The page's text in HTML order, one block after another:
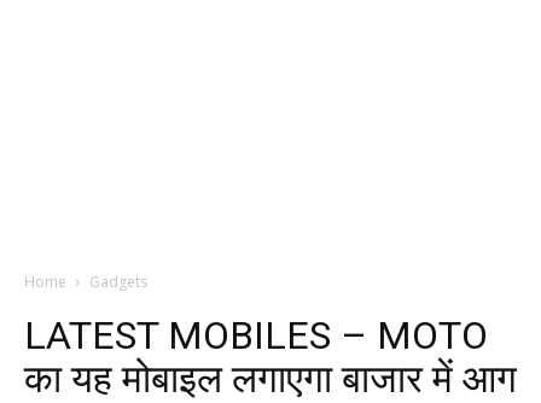
Home Gadgets
LATEST MOBILES – MOTO
का यह मोबाइल लगाएगा बाजार में आग